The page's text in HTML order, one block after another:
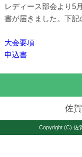
レディース部会より5
書が届きました。下記
大会要項
申込書
佐
Copyright (C) 佐